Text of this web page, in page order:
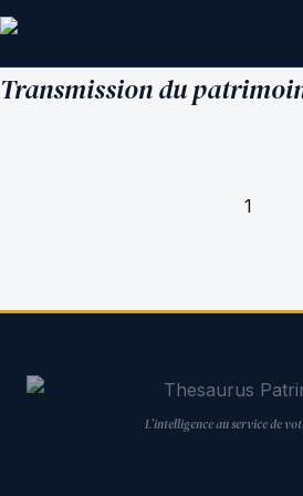
Transmission du
1
L’intelligence au service de